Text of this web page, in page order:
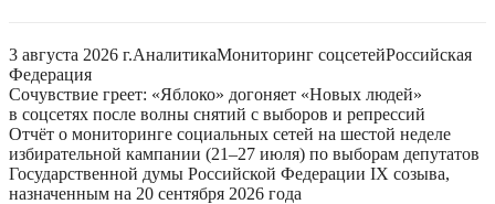
3 августа 2026 г.АналитикаМониторинг соцсетейРоссийская
Федерация
Сочувствие греет: «Яблоко» догоняет «Новых людей»
в соцсетях после волны снятий с выборов и репрессий
Отчёт о мониторинге социальных сетей на шестой неделе
избирательной кампании (21–27 июля) по выборам депутатов
Государственной думы Российской Федерации IX созыва,
назначенным на 20 сентября 2026 года